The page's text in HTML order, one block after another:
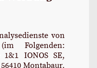
von
Folgenden:
IONOS SE,
Montabaur.